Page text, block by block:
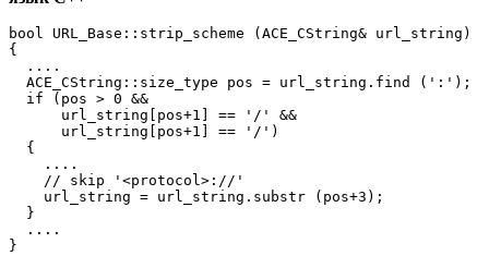
bool URL_Base::strip_scheme (ACE_CString& url_string)
{
  ....
  ACE_CString::size_type pos = url_string.find (':');
  if (pos > 0 &&
      url_string[pos+1] == '/' &&
      url_string[pos+1] == '/')
  {
    ....
    // skip '<protocol>://'
    url_string = url_string.substr (pos+3);
  }
  ....
}